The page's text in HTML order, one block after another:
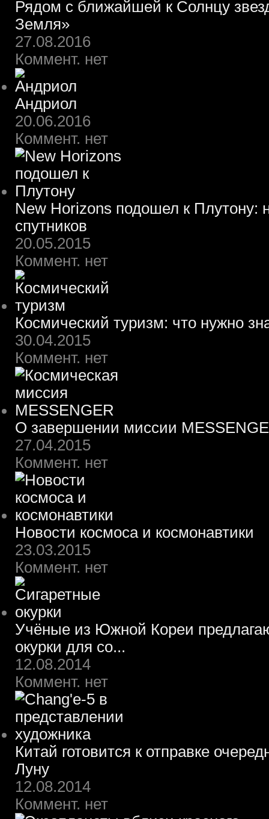
Рядом с ближайшей к Солнцу
Земля»
27.08.2016
Коммент. нет
Андриол
20.06.2016
Коммент. нет
New Horizons подошел к Плутону:
спутников
20.05.2015
Коммент. нет
Космический туризм: что нужно
30.04.2015
Коммент. нет
О завершении миссии
27.04.2015
Коммент. нет
Новости космоса и космонавтики
23.03.2015
Коммент. нет
Учёные из Южной Кореи
окурки для со...
12.08.2014
Коммент. нет
Китай готовится к отправке
Луну
12.08.2014
Коммент. нет